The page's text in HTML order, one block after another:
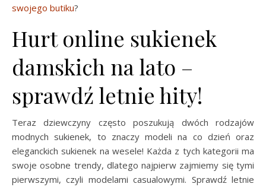
swojego butiku?
Hurt online sukienek
damskich na lato –
sprawdź letnie hity!
Teraz dziewczyny często poszukują dwóch rodzajów
modnych sukienek, to znaczy modeli na co dzień oraz
eleganckich sukienek na wesele! Każda z tych kategorii ma
swoje osobne trendy, dlatego najpierw zajmiemy się tymi
pierwszymi, czyli modelami casualowymi. Sprawdź letnie